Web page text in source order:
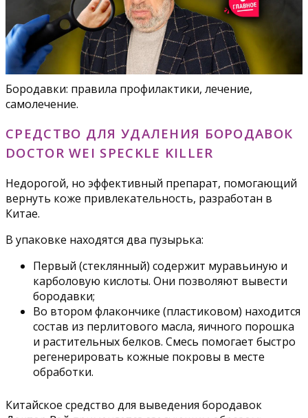
Бородавки: правила профилактики, лечение,
самолечение.
СРЕДСТВО ДЛЯ УДАЛЕНИЯ БОРОДАВОК
DOCTOR WEI SPECKLE KILLER
Недорогой, но эффективный препарат, помогающий
вернуть коже привлекательность, разработан в
Китае.
В упаковке находятся два пузырька:
Первый (стеклянный) содержит муравьиную и
карболовую кислоты. Они позволяют вывести
бородавки;
Во втором флакончике (пластиковом) находится
состав из перлитового масла, яичного порошка
и растительных белков. Смесь помогает быстро
регенерировать кожные покровы в месте
обработки.
Китайское средство для выведения бородавок